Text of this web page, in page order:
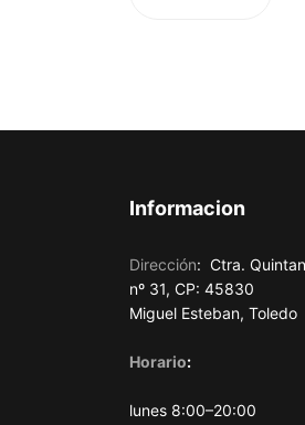
Informacion
Dirección: Ctra.
nº 31, CP: 45830
Miguel Esteban, Toledo
Horario:
lunes 8:00–20:00